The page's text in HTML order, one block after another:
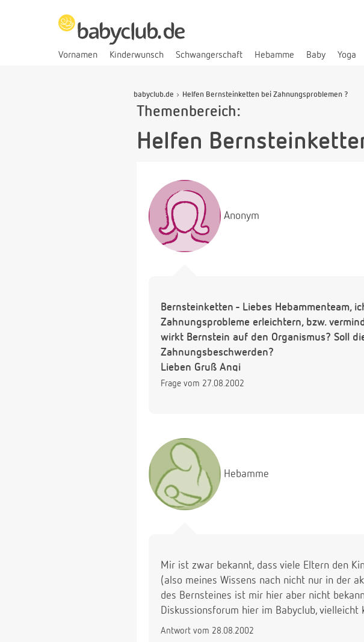
Vornamen Kinderwunsch Schwangerschaft Hebamme Baby Yoga
babyclub.de Helfen Bernsteinketten bei Zahnungsproblemen ?
Themenbereich:
Helfen
Anonym
Bernsteinketten - Liebes Hebammenteam,
Zahnungsprobleme erleichtern, bzw.
wirkt Bernstein auf den Organismus? Soll
Zahnungsbeschwerden?
Lieben Gruß Angi
Frage vom 27.08.2002
Hebamme
Mir ist zwar bekannt, dass viele Eltern den
(also meines Wissens nach nicht nur in der
des Bernsteines ist mir hier aber nicht
Diskussionsforum hier im Babyclub,
Antwort vom 28.08.2002